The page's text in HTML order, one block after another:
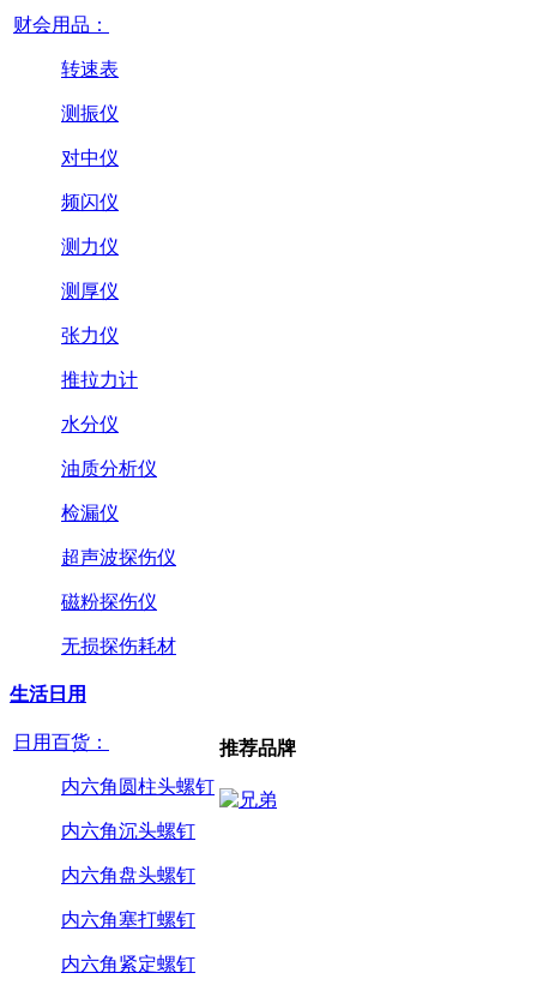
财会用品：
转速表
测振仪
对中仪
频闪仪
测力仪
测厚仪
张力仪
推拉力计
水分仪
油质分析仪
检漏仪
超声波探伤仪
磁粉探伤仪
无损探伤耗材
生活日用
日用百货：
内六角圆柱头螺钉
内六角沉头螺钉
内六角盘头螺钉
内六角塞打螺钉
内六角紧定螺钉
推荐品牌